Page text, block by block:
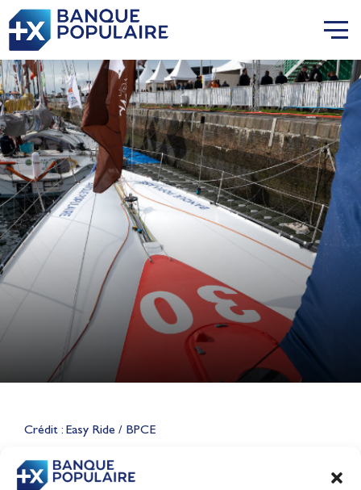
Crédit : Easy Ride / BPCE
CONTENU
Lauriane Nolot en or à Long
Jeux Olympiques 2028